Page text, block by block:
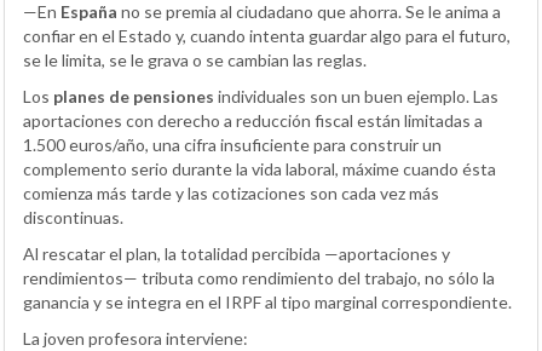
—En España no se premia al ciudadano que ahorra. Se le anima a
confiar en el Estado y, cuando intenta guardar algo para el futuro,
se le limita, se le grava o se cambian las reglas.
Los planes de pensiones individuales son un buen ejemplo. Las
aportaciones con derecho a reducción fiscal están limitadas a
1.500 euros/año, una cifra insuficiente para construir un
complemento serio durante la vida laboral, máxime cuando ésta
comienza más tarde y las cotizaciones son cada vez más
discontinuas.
Al rescatar el plan, la totalidad percibida —aportaciones y
rendimientos— tributa como rendimiento del trabajo, no sólo la
ganancia y se integra en el IRPF al tipo marginal correspondiente.
La joven profesora interviene: